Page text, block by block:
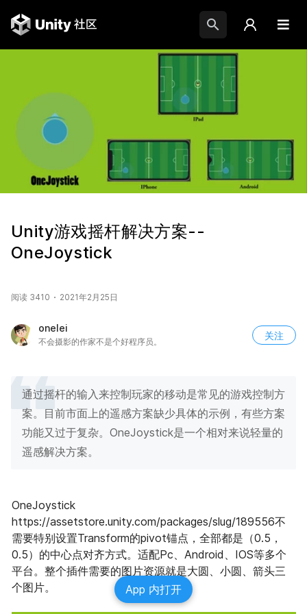
Unity游戏摇杆解决方案--
OneJoystick
阅读 3410 2021年2月25日
onelei
不会摄影的作家不是个好程序员。
关注
通过摇杆的输入来控制玩家的移动是常见的游戏控制方
案。目前市面上的遥感方案缺少具体的示例，有些方案
功能又过于复杂。OneJoystick是一个相对来说轻量的
遥感解决方案。
OneJoystick
https://assetstore.unity.com/packages/slug/189556不
需要特别设置Transform的pivot锚点，全部都是（0.5，
0.5）的中心点对齐方式。适配Pc、Android、IOS等多个
平台。整个插件需要的图片资源就是大圆、小圆、箭头三
个图片。
App 内打开